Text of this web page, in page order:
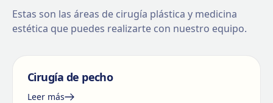
Estas son las áreas de cirugía plástica y medicina
estética que puedes realizarte con nuestro equipo.
Cirugía de pecho
Leer más